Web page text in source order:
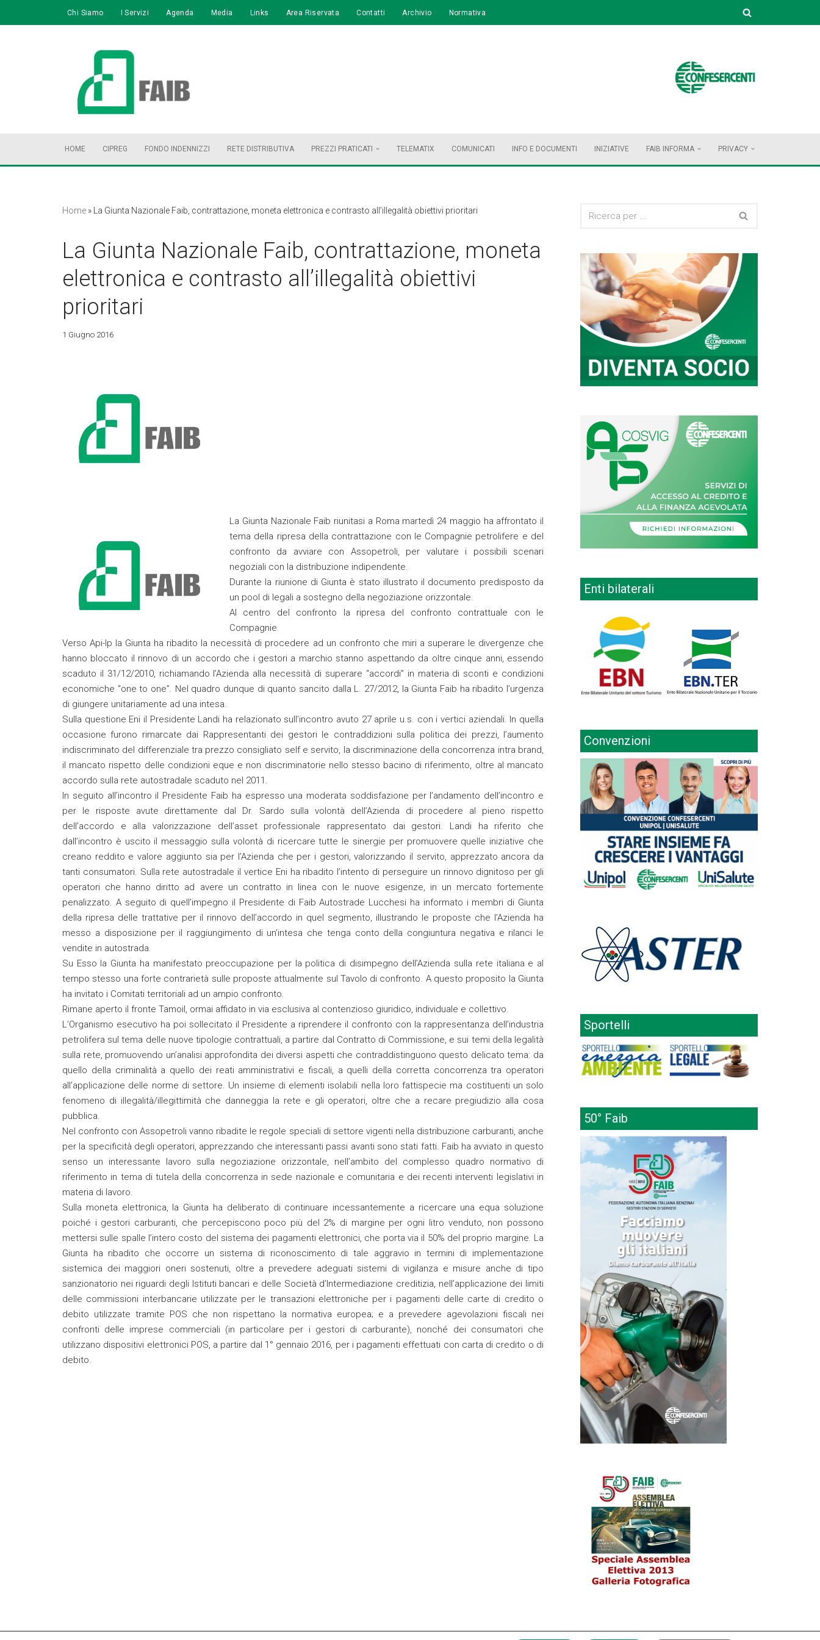
Chi Siamo I Servizi Agenda Media Links Area Riservata Contatti Archivio Normativa
HOME CIPREG FONDO INDENNIZZI RETE DISTRIBUTIVA PREZZI PRATICATI TELEMATIX COMUNICATI INFO E DOCUMENTI INIZIATIVE FAIB INFORMA PRIVACY
Home » La Giunta Nazionale Faib, contrattazione, moneta elettronica e contrasto all’illegalità obiettivi prioritari
La Giunta Nazionale Faib, contrattazione, moneta
elettronica e contrasto all’illegalità obiettivi
prioritari
1 Giugno 2016
La Giunta Nazionale Faib riunitasi a Roma martedì 24 maggio ha affrontato il
tema della ripresa della contrattazione con le Compagnie petrolifere e del
confronto da avviare con Assopetroli, per valutare i possibili scenari
negoziali con la distribuzione indipendente.
Durante la riunione di Giunta è stato illustrato il documento predisposto da
un pool di legali a sostegno della negoziazione orizzontale.
Al centro del confronto la ripresa del confronto contrattuale con le
Compagnie.
Verso Api-Ip la Giunta ha ribadito la necessità di procedere ad un confronto che miri a superare le divergenze che
hanno bloccato il rinnovo di un accordo che i gestori a marchio stanno aspettando da oltre cinque anni, essendo
scaduto il 31/12/2010, richiamando l’Azienda alla necessità di superare “accordi” in materia di sconti e condizioni
economiche “one to one”. Nel quadro dunque di quanto sancito dalla L. 27/2012, la Giunta Faib ha ribadito l’urgenza
di giungere unitariamente ad una intesa.
Sulla questione Eni il Presidente Landi ha relazionato sull’incontro avuto 27 aprile u.s. con i vertici aziendali. In quella
occasione furono rimarcate dai Rappresentanti dei gestori le contraddizioni sulla politica dei prezzi, l’aumento
indiscriminato del differenziale tra prezzo consigliato self e servito, la discriminazione della concorrenza intra brand,
il mancato rispetto delle condizioni eque e non discriminatorie nello stesso bacino di riferimento, oltre al mancato
accordo sulla rete autostradale scaduto nel 2011.
In seguito all’incontro il Presidente Faib ha espresso una moderata soddisfazione per l’andamento dell’incontro e
per le risposte avute direttamente dal Dr. Sardo sulla volontà dell’Azienda di procedere al pieno rispetto
dell’accordo e alla valorizzazione dell’asset professionale rappresentato dai gestori. Landi ha riferito che
dall’incontro è uscito il messaggio sulla volontà di ricercare tutte le sinergie per promuovere quelle iniziative che
creano reddito e valore aggiunto sia per l’Azienda che per i gestori, valorizzando il servito, apprezzato ancora da
tanti consumatori. Sulla rete autostradale il vertice Eni ha ribadito l’intento di perseguire un rinnovo dignitoso per gli
operatori che hanno diritto ad avere un contratto in linea con le nuove esigenze, in un mercato fortemente
penalizzato. A seguito di quell’impegno il Presidente di Faib Autostrade Lucchesi ha informato i membri di Giunta
della ripresa delle trattative per il rinnovo dell’accordo in quel segmento, illustrando le proposte che l’Azienda ha
messo a disposizione per il raggiungimento di un’intesa che tenga conto della congiuntura negativa e rilanci le
vendite in autostrada.
Su Esso la Giunta ha manifestato preoccupazione per la politica di disimpegno dell’Azienda sulla rete italiana e al
tempo stesso una forte contrarietà sulle proposte attualmente sul Tavolo di confronto. A questo proposito la Giunta
ha invitato i Comitati territoriali ad un ampio confronto.
Rimane aperto il fronte Tamoil, ormai affidato in via esclusiva al contenzioso giuridico, individuale e collettivo.
L’Organismo esecutivo ha poi sollecitato il Presidente a riprendere il confronto con la rappresentanza dell’industria
petrolifera sul tema delle nuove tipologie contrattuali, a partire dal Contratto di Commissione, e sui temi della legalità
sulla rete, promuovendo un’analisi approfondita dei diversi aspetti che contraddistinguono questo delicato tema: da
quello della criminalità a quello dei reati amministrativi e fiscali, a quelli della corretta concorrenza tra operatori
all’applicazione delle norme di settore. Un insieme di elementi isolabili nella loro fattispecie ma costituenti un solo
fenomeno di illegalità/illegittimità che danneggia la rete e gli operatori, oltre che a recare pregiudizio alla cosa
pubblica.
Nel confronto con Assopetroli vanno ribadite le regole speciali di settore vigenti nella distribuzione carburanti, anche
per la specificità degli operatori, apprezzando che interessanti passi avanti sono stati fatti. Faib ha avviato in questo
senso un interessante lavoro sulla negoziazione orizzontale, nell’ambito del complesso quadro normativo di
riferimento in tema di tutela della concorrenza in sede nazionale e comunitaria e dei recenti interventi legislativi in
materia di lavoro.
Sulla moneta elettronica, la Giunta ha deliberato di continuare incessantemente a ricercare una equa soluzione
poiché i gestori carburanti, che percepiscono poco più del 2% di margine per ogni litro venduto, non possono
mettersi sulle spalle l’intero costo del sistema dei pagamenti elettronici, che porta via il 50% del proprio margine. La
Giunta ha ribadito che occorre un sistema di riconoscimento di tale aggravio in termini di implementazione
sistemica dei maggiori oneri sostenuti, oltre a prevedere adeguati sistemi di vigilanza e misure anche di tipo
sanzionatorio nei riguardi degli Istituti bancari e delle Società d’Intermediazione creditizia, nell’applicazione dei limiti
delle commissioni interbancarie utilizzate per le transazioni elettroniche per i pagamenti delle carte di credito o
debito utilizzate tramite POS che non rispettano la normativa europea; e a prevedere agevolazioni fiscali nei
confronti delle imprese commerciali (in particolare per i gestori di carburante), nonché dei consumatori che
utilizzano dispositivi elettronici POS, a partire dal 1° gennaio 2016, per i pagamenti effettuati con carta di credito o di
debito.
Enti bilaterali
Convenzioni
Sportelli
50° Faib